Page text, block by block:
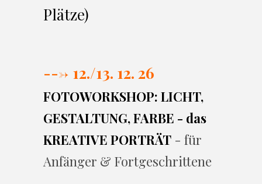
Plätze)
---> 12./13. 12. 26
FOTOWORKSHOP: LICHT,
GESTALTUNG, FARBE - das
KREATIVE PORTRÄT - für
Anfänger & Fortgeschrittene